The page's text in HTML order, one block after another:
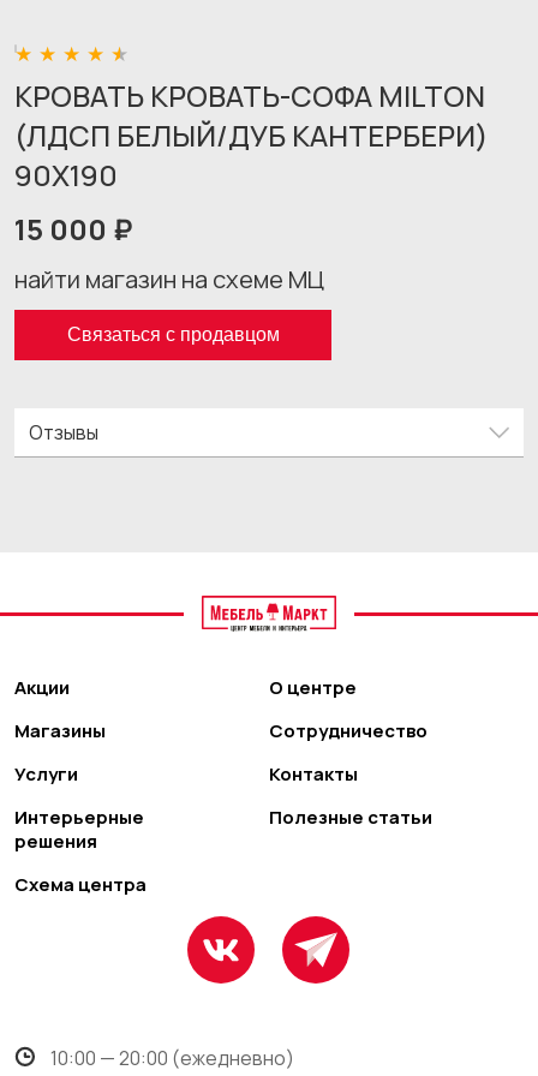
КРОВАТЬ КРОВАТЬ-СОФА MILTON
(ЛДСП БЕЛЫЙ/ДУБ КАНТЕРБЕРИ)
90X190
15 000 ₽
найти магазин на схеме МЦ
Связаться с продавцом
Отзывы
Акции
Магазины
Услуги
Интерьерные
решения
Схема центра
О центре
Сотрудничество
Контакты
Полезные статьи
10:00 — 20:00 (ежедневно)